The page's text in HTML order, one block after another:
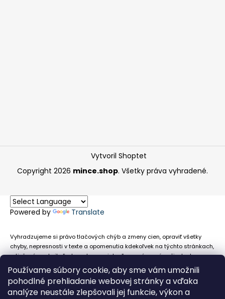
Používame súbory cookie, aby sme vám umožnili
pohodlné prehliadanie webovej stránky a vďaka
analýze neustále zlepšovali jej funkcie, výkon a
Vytvoril Shoptet
Copyright 2026 mince.shop. Všetky práva vyhradené.
Powered by Translate
Vyhradzujeme si právo tlačových chýb a zmeny cien, opraviť všetky
chyby, nepresnosti v texte a opomenutia kdekoľvek na týchto stránkach,
a tiež právo akejkoľvek osobe zamietnuť neoprávnenú požiadavku na
chybne uvedený text. Na stránkach sa môžu vyskytnúť technické
nepresnosti a typografické chyby alebo opomenutia v súvislosti s
informáciami zobrazenými na týchto stránkach, nevyplýva nám žiadna
povinnosť ani zodpovednosť v prípade, že sa spoliehajú na nepresné